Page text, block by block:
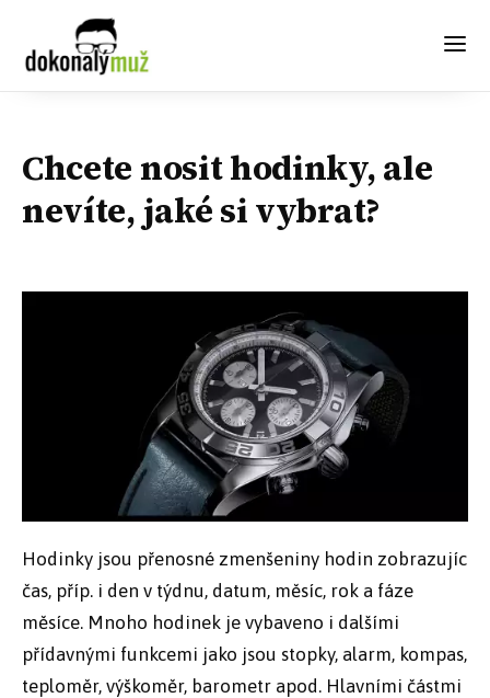
Chcete nosit hodinky, ale
nevíte, jaké si vybrat?
Hodinky jsou přenosné zmenšeniny hodin zobrazujíc
čas, příp. i den v týdnu, datum, měsíc, rok a fáze
měsíce. Mnoho hodinek je vybaveno i dalšími
přídavnými funkcemi jako jsou stopky, alarm, kompas,
teploměr, výškoměr, barometr apod. Hlavními částmi